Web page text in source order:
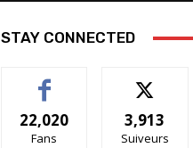
STAY CONNECTED
22,020
Fans
3,913
Suiveurs